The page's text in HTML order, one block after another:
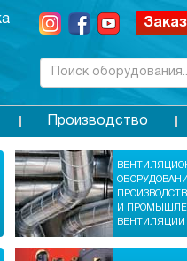
Производство
И
ВЕНТИЛЯЦИИ